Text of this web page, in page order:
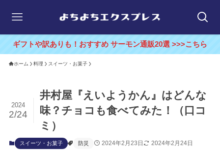
ギフトや訳ありも！おすすめ サーモン通販20選 >>>こちら
ホーム 料理 スイーツ・お菓子
井村屋『えいようかん』はどんな
味？チョコも食べてみた！（口コ
ミ）
2024
2/24
スイーツ・お菓子 防災 2024年2月23日 2024年2月24日